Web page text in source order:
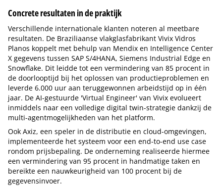
Concrete resultaten in de praktijk
Verschillende internationale klanten noteren al meetbare
resultaten. De Braziliaanse vlakglasfabrikant Vivix Vidros
Planos koppelt met behulp van Mendix en Intelligence Center
X gegevens tussen SAP S/4HANA, Siemens Industrial Edge en
Snowflake. Dit leidde tot een vermindering van 85 procent in
de doorlooptijd bij het oplossen van productieproblemen en
leverde 6.000 uur aan teruggewonnen arbeidstijd op in één
jaar. De AI-gestuurde 'Virtual Engineer' van Vivix evolueert
inmiddels naar een volledige digital twin-strategie dankzij de
multi-agentmogelijkheden van het platform.
Ook Axiz, een speler in de distributie en cloud-omgevingen,
implementeerde het systeem voor een end-to-end use case
rondom prijsbepaling. De onderneming realiseerde hiermee
een vermindering van 95 procent in handmatige taken en
bereikte een nauwkeurigheid van 100 procent bij de
gegevensinvoer.